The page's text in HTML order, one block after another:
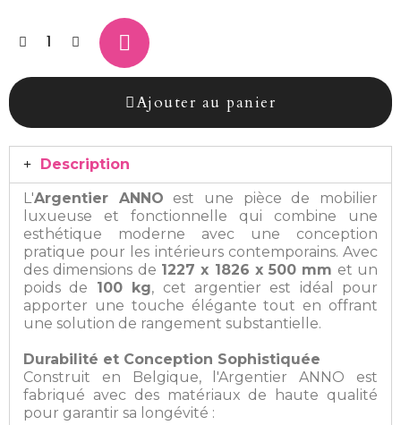
Ajouter au panier
Description
L'Argentier ANNO est une pièce de mobilier
luxueuse et fonctionnelle qui combine une
esthétique moderne avec une conception
pratique pour les intérieurs contemporains. Avec
des dimensions de 1227 x 1826 x 500 mm et un
poids de 100 kg, cet argentier est idéal pour
apporter une touche élégante tout en offrant
une solution de rangement substantielle.
Durabilité et Conception Sophistiquée
Construit en Belgique, l'Argentier ANNO est
fabriqué avec des matériaux de haute qualité
pour garantir sa longévité :